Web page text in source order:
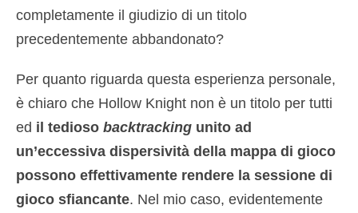
completamente il giudizio di un titolo
precedentemente abbandonato?
Per quanto riguarda questa esperienza personale,
è chiaro che Hollow Knight non è un titolo per tutti
ed il tedioso backtracking unito ad
un’eccessiva dispersività della mappa di gioco
possono effettivamente rendere la sessione di
gioco sfiancante. Nel mio caso, evidentemente